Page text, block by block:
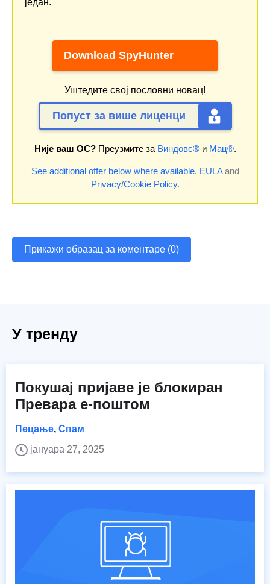
један.
Download SpyHunter
Уштедите свој пословни новац!
Попуст за више лиценци
Није ваш ОС?Преузмите за Виндовс®и Мац®.
See additional offer below where available. EULAand
Privacy/Cookie Policy.
Прикажи образац за коментаре (0)
У тренду
Покушај пријаве је блокиран
Превара е-поштом
Пецање, Спам
јануара 27, 2025